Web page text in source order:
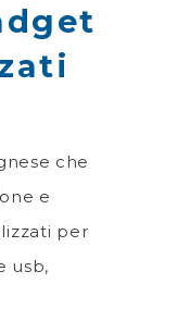
che
e
per
usb,